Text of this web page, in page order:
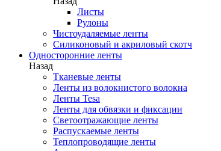
Листы
Рулоны
Чистоудаляемые ленты
Силиконовый и акриловый скотч
Односторонние ленты
Назад
Тканевые ленты
Ленты из волокнистого волокна
Ленты Tesa
Ленты для обвязки и фиксации
Светоотражающие ленты
Распускаемые ленты
Теплопроводящие ленты